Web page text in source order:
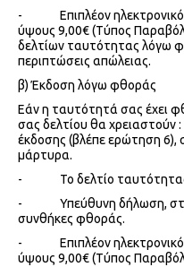
- Επιπλέον ηλεκτρονικό
ύψους 9,00€ (Τύπος
δελτίων ταυτότητας λόγω
περιπτώσεις απώλειας.
β) Έκδοση λόγω φθοράς
Εάν η ταυτότητά σας έχει
σας δελτίου θα χρειαστούν :
έκδοσης (βλέπε ερώτηση 6),
μάρτυρα.
- Το δελτίο ταυτότητας
- Υπεύθυνη δήλωση, στην
συνθήκες φθοράς.
- Επιπλέον ηλεκτρονικό
ύψους 9,00€ (Τύπος